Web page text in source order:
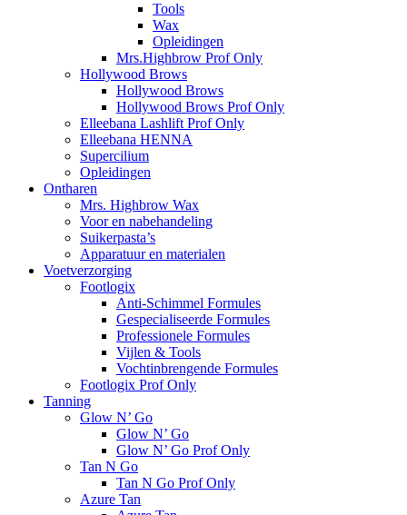
Tools
Wax
Opleidingen
Mrs.Highbrow Prof Only
Hollywood Brows
Hollywood Brows
Hollywood Brows Prof Only
Elleebana Lashlift Prof Only
Elleebana HENNA
Supercilium
Opleidingen
Ontharen
Mrs. Highbrow Wax
Voor en nabehandeling
Suikerpasta’s
Apparatuur en materialen
Voetverzorging
Footlogix
Anti-Schimmel Formules
Gespecialiseerde Formules
Professionele Formules
Vijlen & Tools
Vochtinbrengende Formules
Footlogix Prof Only
Tanning
Glow N’ Go
Glow N’ Go
Glow N’ Go Prof Only
Tan N Go
Tan N Go Prof Only
Azure Tan